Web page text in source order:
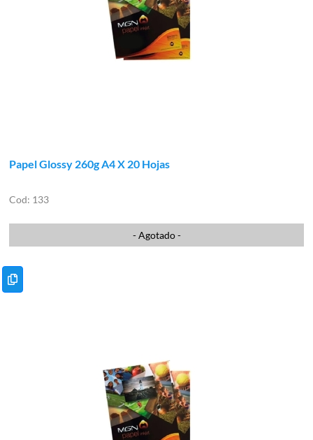
Papel Glossy 260g A4 X 20 Hojas
133
- Agotado -